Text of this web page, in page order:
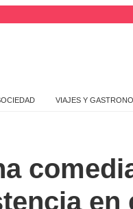
VIAJES Y
en